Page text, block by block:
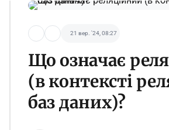
21 вер. '24, 08:27
Що означає
(в контексті
баз даних)?